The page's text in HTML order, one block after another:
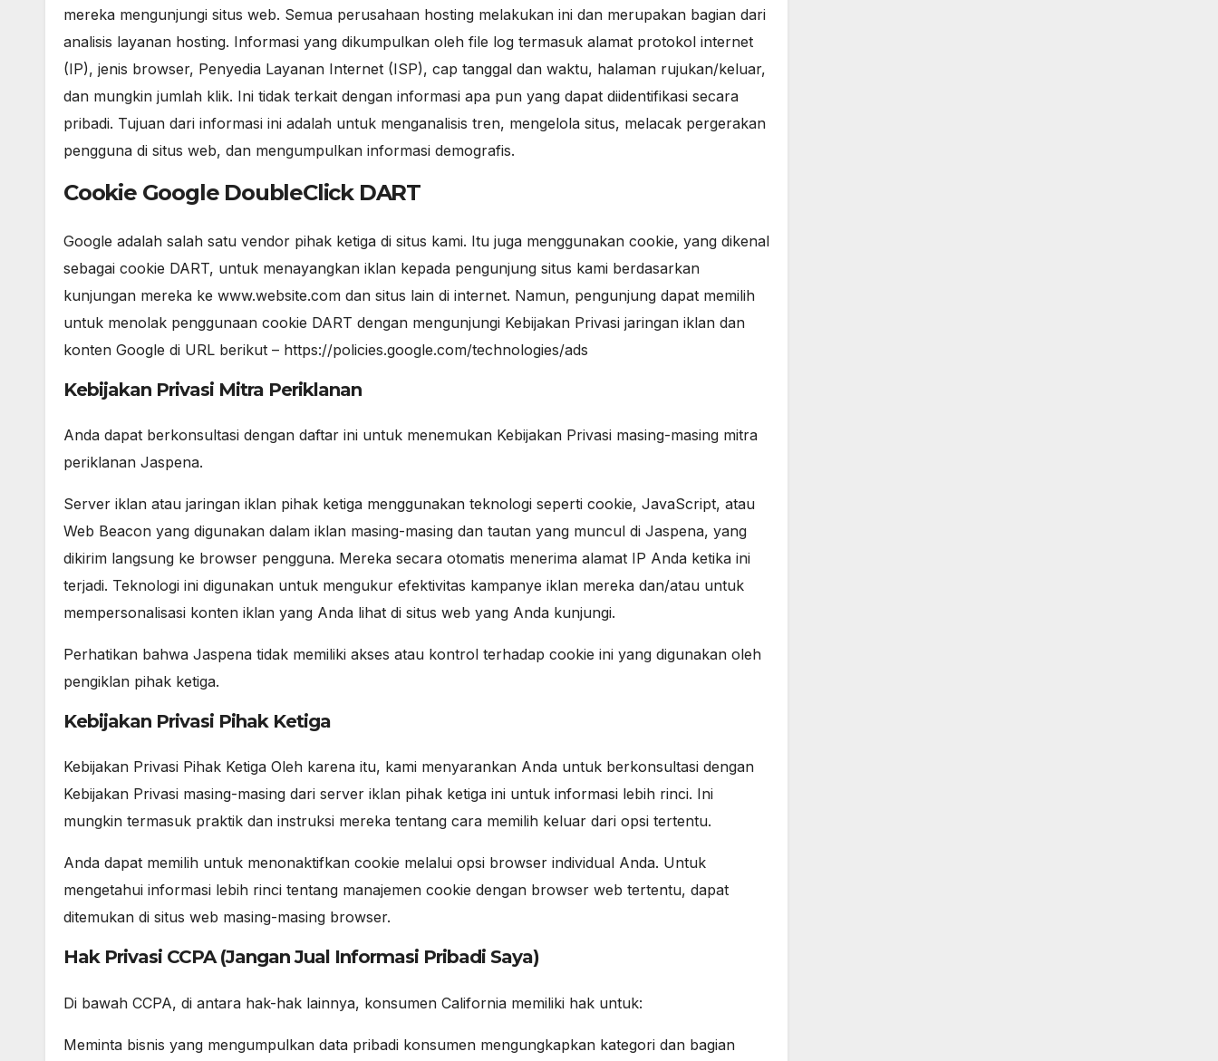
mereka mengunjungi situs web. Semua perusahaan hosting melakukan ini dan merupakan bagian dari
analisis layanan hosting. Informasi yang dikumpulkan oleh file log termasuk alamat protokol internet
(IP), jenis browser, Penyedia Layanan Internet (ISP), cap tanggal dan waktu, halaman rujukan/keluar,
dan mungkin jumlah klik. Ini tidak terkait dengan informasi apa pun yang dapat diidentifikasi secara
pribadi. Tujuan dari informasi ini adalah untuk menganalisis tren, mengelola situs, melacak pergerakan
pengguna di situs web, dan mengumpulkan informasi demografis.
Cookie Google DoubleClick DART
Google adalah salah satu vendor pihak ketiga di situs kami. Itu juga menggunakan cookie, yang dikenal
sebagai cookie DART, untuk menayangkan iklan kepada pengunjung situs kami berdasarkan
kunjungan mereka ke www.website.com dan situs lain di internet. Namun, pengunjung dapat memilih
untuk menolak penggunaan cookie DART dengan mengunjungi Kebijakan Privasi jaringan iklan dan
konten Google di URL berikut – https://policies.google.com/technologies/ads
Kebijakan Privasi Mitra Periklanan
Anda dapat berkonsultasi dengan daftar ini untuk menemukan Kebijakan Privasi masing-masing mitra
periklanan Jaspena.
Server iklan atau jaringan iklan pihak ketiga menggunakan teknologi seperti cookie, JavaScript, atau
Web Beacon yang digunakan dalam iklan masing-masing dan tautan yang muncul di Jaspena, yang
dikirim langsung ke browser pengguna. Mereka secara otomatis menerima alamat IP Anda ketika ini
terjadi. Teknologi ini digunakan untuk mengukur efektivitas kampanye iklan mereka dan/atau untuk
mempersonalisasi konten iklan yang Anda lihat di situs web yang Anda kunjungi.
Perhatikan bahwa Jaspena tidak memiliki akses atau kontrol terhadap cookie ini yang digunakan oleh
pengiklan pihak ketiga.
Kebijakan Privasi Pihak Ketiga
Kebijakan Privasi Pihak Ketiga Oleh karena itu, kami menyarankan Anda untuk berkonsultasi dengan
Kebijakan Privasi masing-masing dari server iklan pihak ketiga ini untuk informasi lebih rinci. Ini
mungkin termasuk praktik dan instruksi mereka tentang cara memilih keluar dari opsi tertentu.
Anda dapat memilih untuk menonaktifkan cookie melalui opsi browser individual Anda. Untuk
mengetahui informasi lebih rinci tentang manajemen cookie dengan browser web tertentu, dapat
ditemukan di situs web masing-masing browser.
Hak Privasi CCPA (Jangan Jual Informasi Pribadi Saya)
Di bawah CCPA, di antara hak-hak lainnya, konsumen California memiliki hak untuk:
Meminta bisnis yang mengumpulkan data pribadi konsumen mengungkapkan kategori dan bagian